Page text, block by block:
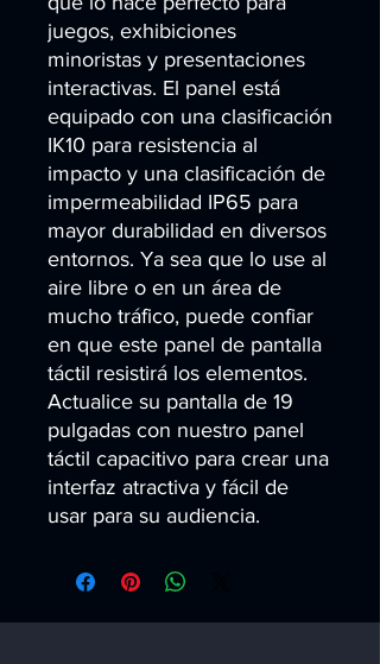
juegos, exhibiciones
minoristas y presentaciones
interactivas. El panel está
equipado con una clasificación
IK10 para resistencia al
impacto y una clasificación de
impermeabilidad IP65 para
mayor durabilidad en diversos
entornos. Ya sea que lo use al
aire libre o en un área de
mucho tráfico, puede confiar
en que este panel de pantalla
táctil resistirá los elementos.
Actualice su pantalla de 19
pulgadas con nuestro panel
táctil capacitivo para crear una
interfaz atractiva y fácil de
usar para su audiencia.